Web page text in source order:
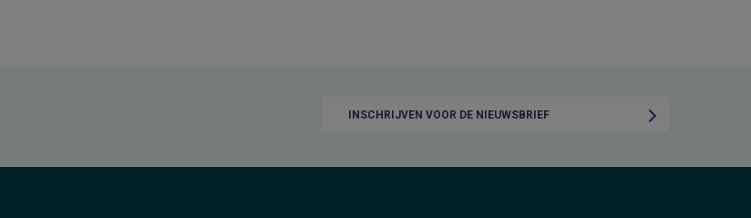
INSCHRIJVEN VOOR DE NIEUWSBRIEF